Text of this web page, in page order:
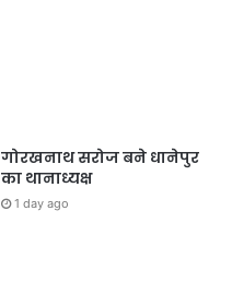
गोरखनाथ सरोज बने धानेपुर
का थानाध्यक्ष
1 day ago